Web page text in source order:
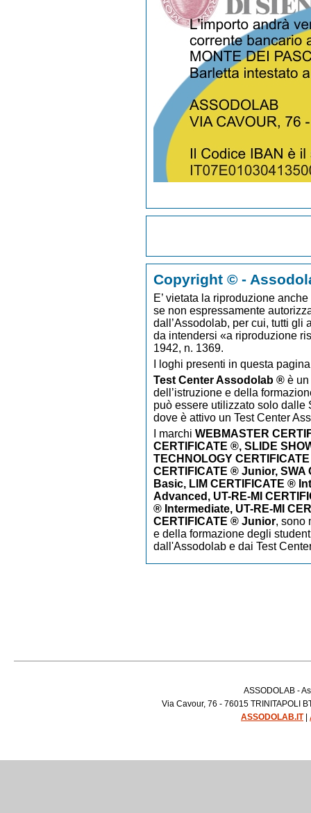
Copyright © -
E’ vietata la riproduzione
se non espressamente
dall’Assodolab, per cui, tutti gli
da intendersi «a riproduzione
1942, n. 1369.
I loghi presenti in questa
Test Center Assodolab ® è
dell’istruzione e della
può essere utilizzato solo dalle
dove è attivo un Test Center
I marchi WEBMASTER
CERTIFICATE ®, SLIDE
TECHNOLOGY
CERTIFICATE ® Junior, SWA
Basic, LIM CERTIFICATE ®
Advanced, UT-RE-MI
® Intermediate, UT-RE-MI
CERTIFICATE ® Junior, sono
e della formazione degli
dall'Assodolab e dai Test
ASSODOLAB -
Via Cavour, 76 - 76015 TRINITAPOLI
ASSODOLAB.IT|